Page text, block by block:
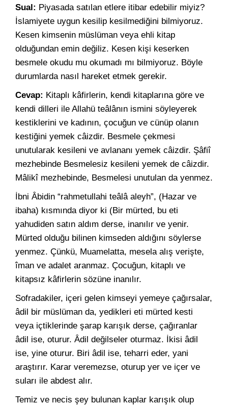
Sual: Piyasada satılan etlere itibar edebilir miyiz?
İslamiyete uygun kesilip kesilmediğini bilmiyoruz.
Kesen kimsenin müslüman veya ehli kitap
olduğundan emin değiliz. Kesen kişi keserken
besmele okudu mu okumadı mı bilmiyoruz. Böyle
durumlarda nasıl hareket etmek gerekir.
Cevap: Kitaplı kâfirlerin, kendi kitaplarına göre ve
kendi dilleri ile Allahü teâlânın ismini söyleyerek
kestiklerini ve kadının, çocuğun ve cünüp olanın
kestiğini yemek câizdir. Besmele çekmesi
unutularak kesileni ve avlananı yemek câizdir. Şâfiî
mezhebinde Besmelesiz kesileni yemek de câizdir.
Mâlikî mezhebinde, Besmelesi unutulan da yenmez.
İbni Âbidin “rahmetullahi teâlâ aleyh”, (Hazar ve
ibaha) kısmında diyor ki (Bir mürted, bu eti
yahudiden satın aldım derse, inanılır ve yenir.
Mürted olduğu bilinen kimseden aldığını söylerse
yenmez. Çünkü, Muamelatta, mesela alış verişte,
îman ve adalet aranmaz. Çocuğun, kitaplı ve
kitapsız kâfirlerin sözüne inanılır.
Sofradakiler, içeri gelen kimseyi yemeye çağırsalar,
âdil bir müslüman da, yedikleri eti mürted kesti
veya içtiklerinde şarap karışık derse, çağıranlar
âdil ise, oturur. Âdil değilseler oturmaz. İkisi âdil
ise, yine oturur. Biri âdil ise, teharri eder, yani
araştırır. Karar veremezse, oturup yer ve içer ve
suları ile abdest alır.
Temiz ve necis şey bulunan kaplar karışık olup